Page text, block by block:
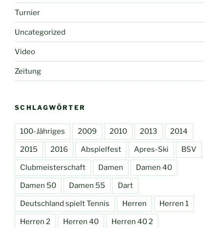
Turnier
Uncategorized
Video
Zeitung
SCHLAGWÖRTER
100-Jähriges 2009 2010 2013 2014
2015 2016 Abspielfest Apres-Ski BSV
Clubmeisterschaft Damen Damen 40
Damen 50 Damen 55 Dart
Deutschland spielt Tennis Herren Herren 1
Herren 2 Herren 40 Herren 40 2